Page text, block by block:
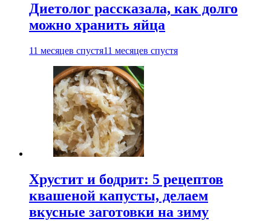
Диетолог рассказала, как долго
можно хранить яйца
11 месяцев спустя11 месяцев спустя
Хрустит и бодрит: 5 рецептов
квашеной капусты, делаем
вкусные заготовки на зиму